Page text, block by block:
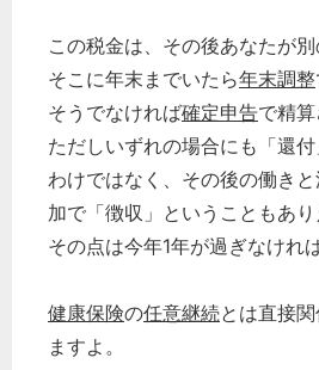
この税金は、その後あなたが別
そこに年末までいたら年末調整
そうでなければ確定申告で精算
ただしいずれの場合にも「還
わけではなく、その後の働き
加で「徴収」ということもあり
その点は今年1年が過ぎなけれ
健康保険の任意継続とは直接
ますよ。